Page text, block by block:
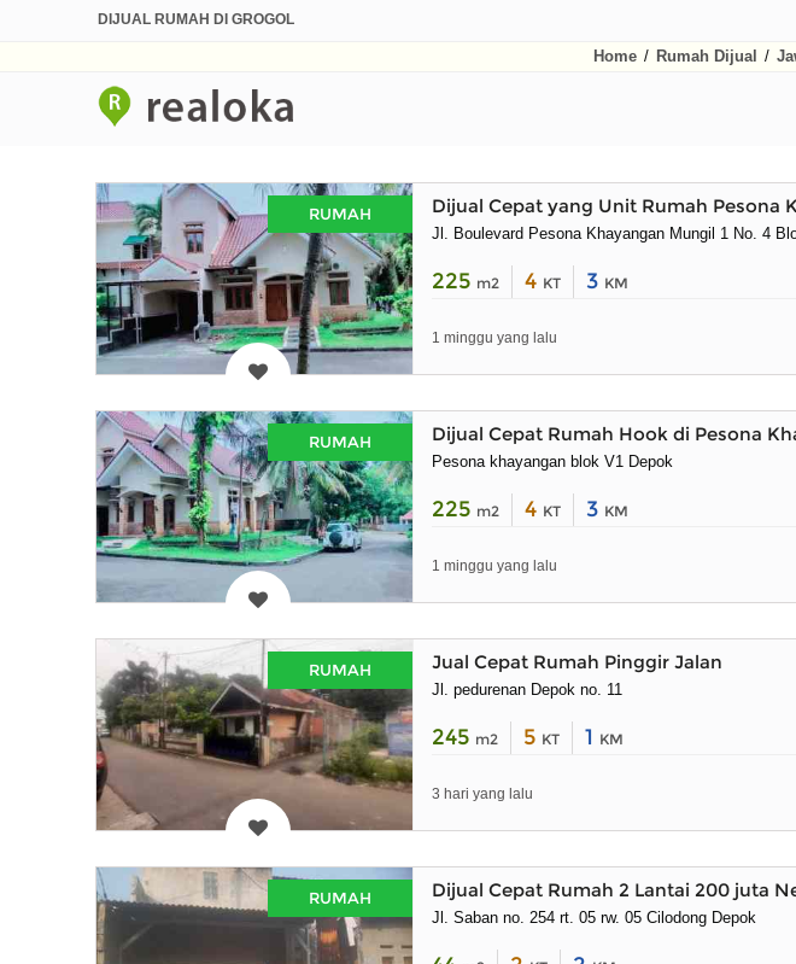
DIJUAL RUMAH DI GROGOL
Home / Rumah Dijual /
RUMAH Dijual Cepat yang Unit Rumah Pesona
Jl. Boulevard Pesona Khayangan Mungil 1 No. 4
225 m2 4 KT 3 KM
1 minggu yang lalu
RUMAH Dijual Cepat Rumah Hook di Pesona
Pesona khayangan blok V1 Depok
225 m2 4 KT 3 KM
1 minggu yang lalu
RUMAH Jual Cepat Rumah Pinggir Jalan
Jl. pedurenan Depok no. 11
245 m2 5 KT 1 KM
3 hari yang lalu
RUMAH Dijual Cepat Rumah 2 Lantai 200 juta
Jl. Saban no. 254 rt. 05 rw. 05 Cilodong Depok